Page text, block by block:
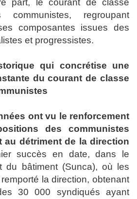
part, le courant de classe
regroupant
composantes issues des
et progressistes.
qui concrétise une
du courant de classe
ont vu le renforcement
des communistes
au détriment de la direction
succès en date, dans le
du bâtiment (Sunca), où les
la direction, obtenant
30 000 syndiqués ayant